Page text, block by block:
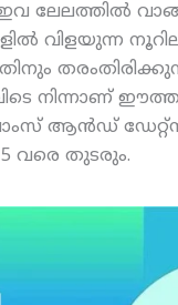
ലേലത്തില്‍
വിളയുന്ന
നിന്നാണ്
ആന്‍ഡ് ഡേറ്റ്‌സ്,
വരെ തുടരും.